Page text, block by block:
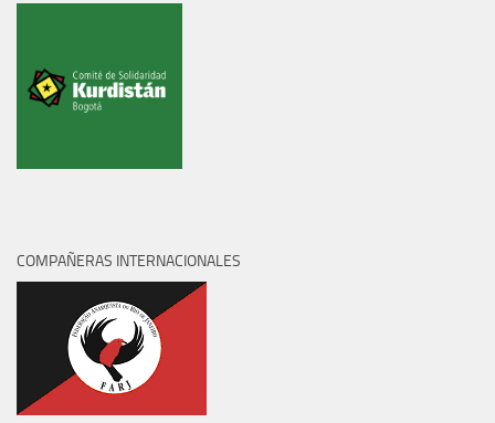
COMPAÑERAS INTERNACIONALES